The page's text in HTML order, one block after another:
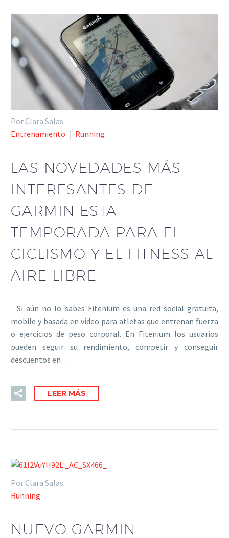
Por Clara Salas
Entrenamiento
Running
LAS NOVEDADES MÁS
INTERESANTES DE
GARMIN ESTA
TEMPORADA PARA EL
CICLISMO Y EL FITNESS AL
AIRE LIBRE
Si aún no lo sabes Fitenium es una red social gratuita,
mobile y basada en vídeo para atletas que entrenan fuerza
o ejercicios de peso corporal. En Fitenium los usuarios
pueden seguir su rendimiento, competir y conseguir
descuentos en…
LEER MÁS
Por Clara Salas
Running
NUEVO GARMIN